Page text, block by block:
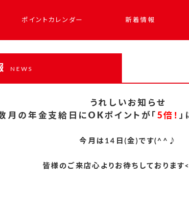
ポイントカレンダー 新着情報
NEWS
うれしいお知らせ
月の年金支給日にOKポイントが「5倍！
今月は14日(金)です(^^♪
皆様のご来店心よりお待ちしております